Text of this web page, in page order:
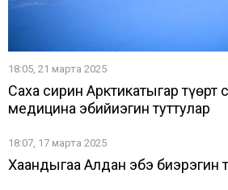
18:05, 21 марта 2025
Саха сирин Арктикатыгар түөрт
медицина эбийиэгин туттулар
18:07, 17 марта 2025
Хаандыгаҕа Алдан эбэ биэрэгин